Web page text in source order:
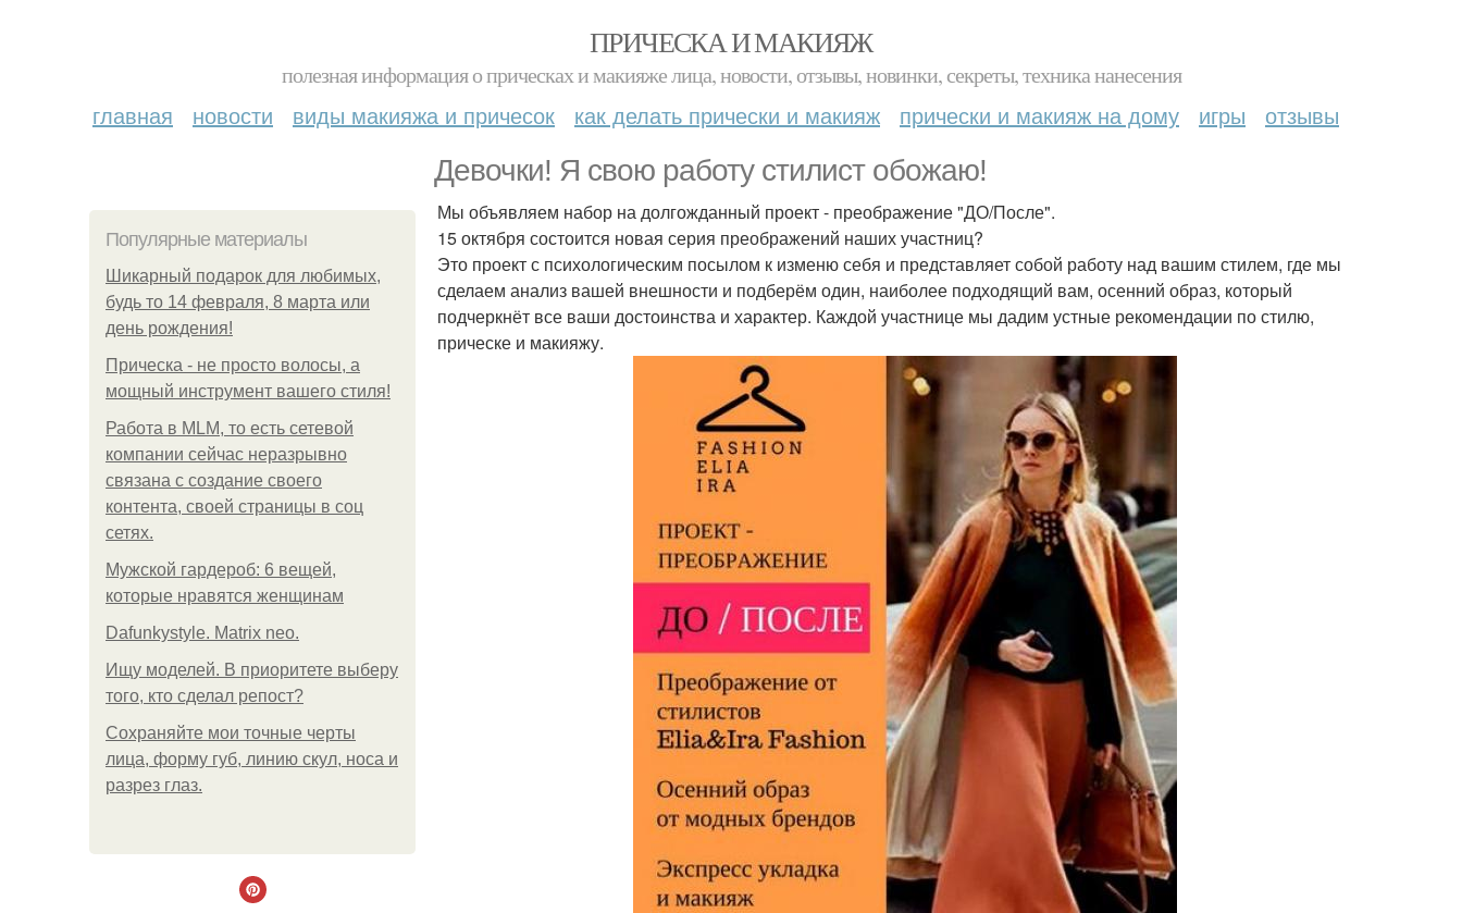
ПРИЧЕСКА И МАКИЯЖ
полезная информация о прическах и макияже лица, новости, отзывы, новинки, секреты, техника нанесения
главная новости виды макияжа и причесок как делать прически и макияж прически и макияж на дому игры отзывы
Девочки! Я свою работу стилист обожаю!
Популярные материалы
Шикарный подарок для любимых,
будь то 14 февраля, 8 марта или
день рождения!
Прическа - не просто волосы, а
мощный инструмент вашего стиля!
Работа в MLM, то есть сетевой
компании сейчас неразрывно
связана с создание своего
контента, своей страницы в соц
сетях.
Мужской гардероб: 6 вещей,
которые нравятся женщинам
Dafunkystyle. Matrix neo.
Ищу моделей. В приоритете выберу
того, кто сделал репост?
Сохраняйте мои точные черты
лица, форму губ, линию скул, носа и
разрез глаз.
Мы объявляем набор на долгожданный проект - преображение "ДО/После".
15 октября состоится новая серия преображений наших участниц?
Это проект с психологическим посылом к изменю себя и представляет собой работу над вашим стилем, где мы
сделаем анализ вашей внешности и подберём один, наиболее подходящий вам, осенний образ, который
подчеркнёт все ваши достоинства и характер. Каждой участнице мы дадим устные рекомендации по стилю,
прическе и макияжу.